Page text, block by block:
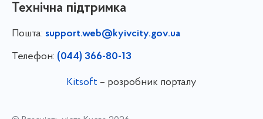
Технічна підтримка
Пошта: support.web@kyivcity.gov.ua
Телефон: (044) 366-80-13
Kitsoft – розробник порталу